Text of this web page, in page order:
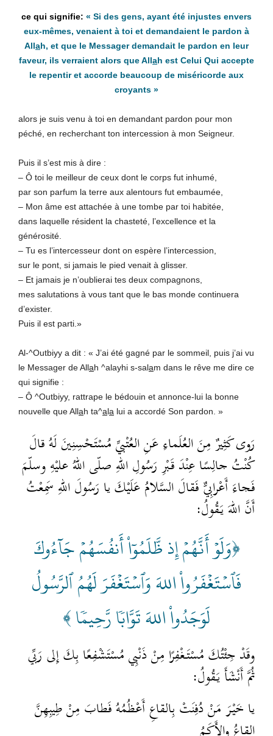
« Si des gens, ayant été injustes envers
eux-mêmes, venaient à toi et demandaient le pardon à
Allah, et que le Messager demandait le pardon en leur
faveur, ils verraient alors que Allah est Celui Qui accepte
le repentir et accorde beaucoup de miséricorde aux
croyants »
alors je suis venu à toi en demandant pardon pour mon
péché, en recherchant ton intercession à mon Seigneur.
Puis il s’est mis à dire :
– Ô toi le meilleur de ceux dont le corps fut inhumé,
par son parfum la terre aux alentours fut embaumée,
– Mon âme est attachée à une tombe par toi habitée,
dans laquelle résident la chasteté, l’excellence et la
générosité.
– Tu es l’intercesseur dont on espère l’intercession,
sur le pont, si jamais le pied venait à glisser.
– Et jamais je n’oublierai tes deux compagnons,
mes salutations à vous tant que le bas monde continuera
d’exister.
Puis il est parti.»
Al-^Outbiyy a dit : « J’ai été gagné par le sommeil, puis j’ai vu
le Messager de Allah ^alayhi s-salam dans le rêve me dire ce
qui signifie :
– Ô ^Outbiyy, rattrape le bédouin et annonce-lui la bonne
nouvelle que Allah ta^ala lui a accordé Son pardon. »
رَوى كَثِيرٌ مِنَ العُلَماءِ عَنِ العُتْبيِّ مُسْتَحْسِنِينَ لَهُ قالَ
كُنْتُ جالِسًا عِنْدَ قَبْرِ رَسُولِ اللهِ صلّى اللهُ عليْهِ وسلّمَ
فَجاءَ أَعْرابِيٌّ فَقالَ السَّلامُ عَلَيْكَ يا رَسُولَ اللهِ سَمِعْتُ
أَنَّ اللهَ يَقُولُ:
﴿وَلَوۡ أَنَّهُمۡ إِذ ظَّلَمُوٓاْ أَنفُسَهُمۡ جَآءُوكَ
فَٱسۡتَغۡفَرُواْ اللهَ وَٱسۡتَغۡفَرَ لَهُمُ ٱلرَّسُولُ
لَوَجَدُواْ اللهَ تَوَّابٗا رَّحِيمٗا ﴾
وقَدْ جِئْتُكَ مُسْتَغْفِرًا مِنْ ذَنْبِي مُسْتَشْفِعًا بِكَ إِلى رَبِّي
ثُمَّ أَنْشَأَ يَقُولُ:
يا خَيْرَ مَنْ دُفِنَتْ بِالقاعِ أَعْظُمُهُ فَطابَ مِنْ طِيبِهِنَّ